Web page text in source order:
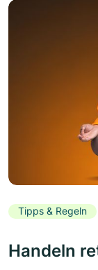
Tipps & Regeln
Handeln